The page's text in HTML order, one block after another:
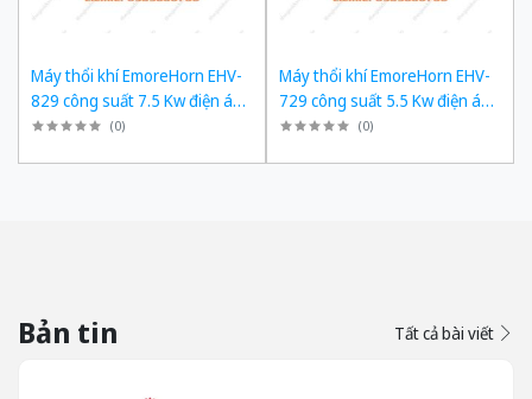
Máy thổi khí EmoreHorn EHV-
829 công suất 7.5 Kw điện áp
3pha 380VAC, 50Hz
(0)
Máy thổi khí EmoreHorn EHV-
729 công suất 5.5 Kw điện áp
3pha 380VAC, 50Hz
(0)
Bản tin Tất cả bài viết